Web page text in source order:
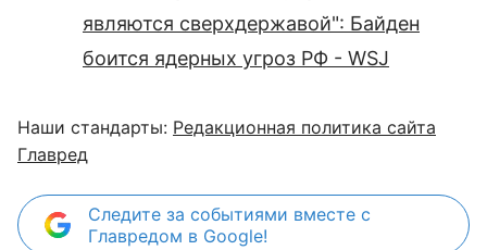
являются сверхдержавой": Байден
боится ядерных угроз РФ - WSJ
Наши стандарты: Редакционная политика сайта
Главред
Следите за событиями вместе с
Главредом в Google!